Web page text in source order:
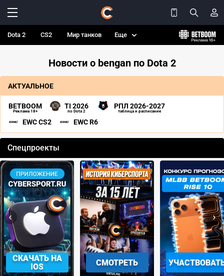
Dota 2 CS2 Мир танков Еще
Новости о bengan по Dota 2
АКТУАЛЬНОЕ
BETBOOM
Реклама 18+
TI 2026
по Dota 2
РПЛ 2026-2027
таблица и расписание
EWC CS2 EWC R6
Спецпроекты
СМОТРЕТЬ УЧАСТВОВАТЬ ЗАБРАТЬ
‹ ›